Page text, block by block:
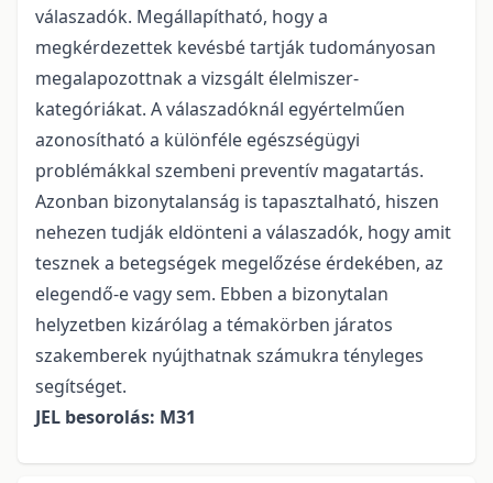
válaszadók. Megállapítható, hogy a
megkérdezettek kevésbé tartják tudományosan
megalapozottnak a vizsgált élelmiszer-
kategóriákat. A válaszadóknál egyértelműen
azonosítható a különféle egészségügyi
problémákkal szembeni preventív magatartás.
Azonban bizonytalanság is tapasztalható, hiszen
nehezen tudják eldönteni a válaszadók, hogy amit
tesznek a betegségek megelőzése érdekében, az
elegendő-e vagy sem. Ebben a bizonytalan
helyzetben kizárólag a témakörben járatos
szakemberek nyújthatnak számukra tényleges
segítséget.
JEL besorolás: M31